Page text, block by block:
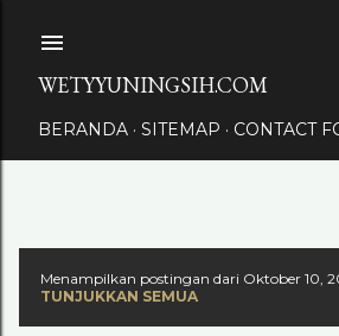
WETYYUNINGSIH.COM
BERANDA SITEMAP CONTACT
Menampilkan postingan dari Oktober 10,
TUNJUKKAN SEMUA